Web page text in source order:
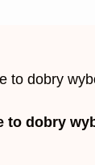
to dobry